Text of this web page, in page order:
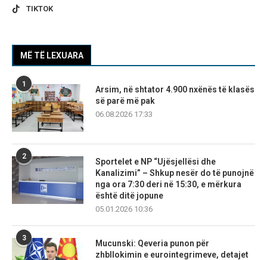
TIKTOK
MË TË LEXUARA
1
Arsim, në shtator 4.900 nxënës të klasës
së parë më pak
06.08.2026 17:33
2
Sportelet e NP “Ujësjellësi dhe
Kanalizimi” – Shkup nesër do të punojnë
nga ora 7:30 deri në 15:30, e mërkura
është ditë jopune
05.01.2026 10:36
3
Mucunski: Qeveria punon për
zhbllokimin e eurointegrimeve, detajet